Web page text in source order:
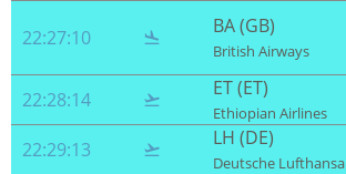
22:27:10  BA (GB)
British Airways
22:28:14  ET (ET)
Ethiopian Airlines
22:29:13  LH (DE)
Deutsche Lufthansa